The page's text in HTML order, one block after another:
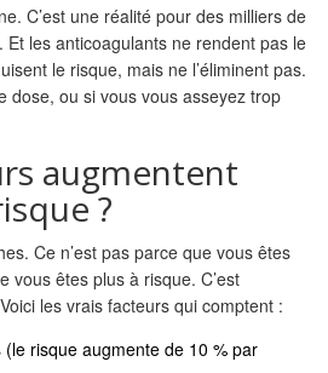
C’est une réalité pour des milliers de
les anticoagulants ne rendent pas le
le risque, mais ne l’éliminent pas.
dose, ou si vous vous asseyez trop
augmentent
?
Ce n’est pas parce que vous êtes
vous êtes plus à risque. C’est
les vrais facteurs qui comptent :
risque augmente de 10 % par